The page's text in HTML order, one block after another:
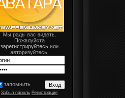
Мы рады вас видеть.
Пожалуйста
зарегистрируйтесьили
авторизуйтесь!
запомнить
Забыл пароль Регистрация